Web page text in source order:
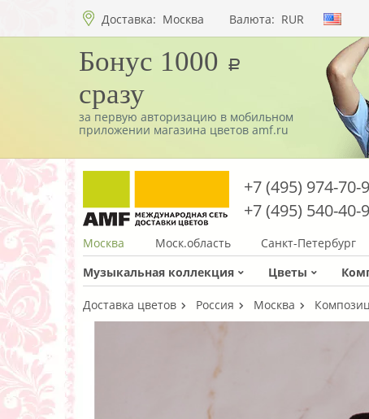
Бонус 1000 a
сразу
за первую авторизацию в мобильном
приложении магазина цветов amf.ru
Доставка: Москва Валюта: RUR
+7 (495) 974-70-
+7 (495) 540-40-
Москва Моск.область Санкт-Петербург
Музыкальная коллекция
Цветы
Доставка цветов Россия Москва